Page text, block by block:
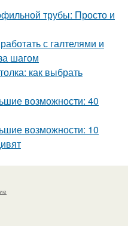
трубы: Просто и
с галтелями и
шагом
как выбрать
возможности: 40
возможности: 10